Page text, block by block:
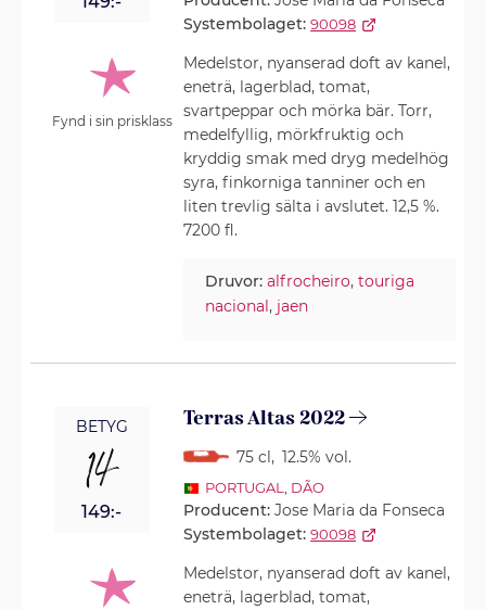
Fynd i sin prisklass
Systembolaget: 90098
Medelstor, nyanserad doft av kanel,
eneträ, lagerblad, tomat,
svartpeppar och mörka bär. Torr,
medelfyllig, mörkfruktig och
kryddig smak med dryg medelhög
syra, finkorniga tanniner och en
liten trevlig sälta i avslutet. 12,5 %.
7200 fl.
Druvor: alfrocheiro,touriga
nacional, jaen
BETYG
14
149:-
Terras Altas 2022
75 cl, 12.5% vol.
PORTUGAL DÃO
Producent:Jose Maria da Fonseca
Systembolaget: 90098
Medelstor, nyanserad doft av kanel,
eneträ, lagerblad, tomat,